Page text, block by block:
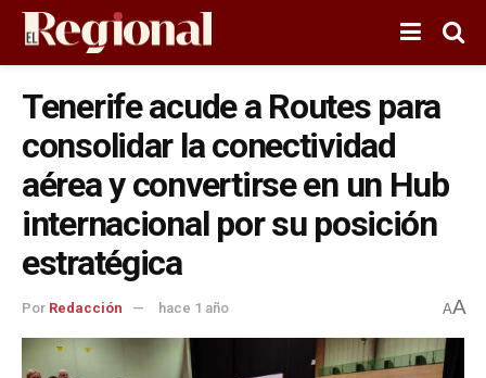
Tenerife acude a Routes para
consolidar la conectividad
aérea y convertirse en un Hub
internacional por su posición
estratégica
Por Redacción hace 1 año AA